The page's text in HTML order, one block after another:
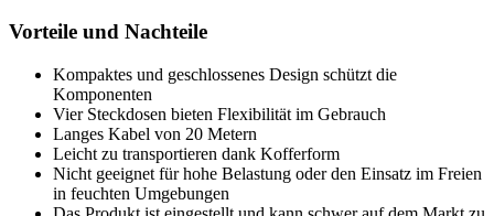
Vorteile und Nachteile
Kompaktes und geschlossenes Design schützt die
Komponenten
Vier Steckdosen bieten Flexibilität im Gebrauch
Langes Kabel von 20 Metern
Leicht zu transportieren dank Kofferform
Nicht geeignet für hohe Belastung oder den Einsatz im Freien
in feuchten Umgebungen